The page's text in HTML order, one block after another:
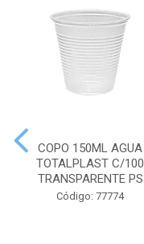
COPO 150ML AGUA
TOTALPLAST C/100
TRANSPARENTE PS
Código: 77774